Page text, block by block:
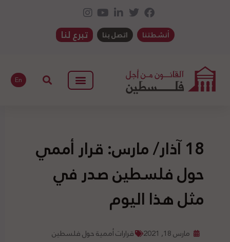
أنشطتنا اتصل بنا تبرع لنا
En
18 آذار/ مارس: قرار أممي
حول فلسطين صدر في
مثل هذا اليوم
مارس 18, 2021 قرارات أممية حول فلسطين